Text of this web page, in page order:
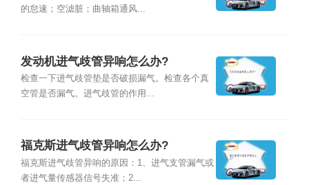
的怠速；空滤脏；曲轴箱通风...
发动机进气歧管异响怎么办?
检查一下进气歧管垫是否破损漏气。检查各个真
空管是否漏气。进气歧管的作用...
福克斯进气歧管异响怎么办?
福克斯进气歧管异响的原因：1、进气支管漏气或
者进气量传感器信号失准；2...